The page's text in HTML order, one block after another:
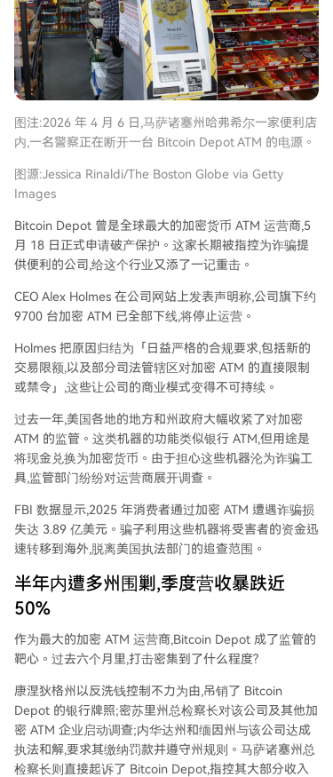
图注:2026 年 4 月 6 日,马萨诸塞州哈弗希尔一家便利店
内,一名警察正在断开一台 Bitcoin Depot ATM 的电源。
图源:Jessica Rinaldi/The Boston Globe via Getty
Images
Bitcoin Depot 曾是全球最大的加密货币 ATM 运营商,5
月 18 日正式申请破产保护。这家长期被指控为诈骗提
供便利的公司,给这个行业又添了一记重击。
CEO Alex Holmes 在公司网站上发表声明称,公司旗下约
9700 台加密 ATM 已全部下线,将停止运营。
Holmes 把原因归结为「日益严格的合规要求,包括新的
交易限额,以及部分司法管辖区对加密 ATM 的直接限制
或禁令」,这些让公司的商业模式变得不可持续。
过去一年,美国各地的地方和州政府大幅收紧了对加密
ATM 的监管。这类机器的功能类似银行 ATM,但用途是
将现金兑换为加密货币。由于担心这些机器沦为诈骗工
具,监管部门纷纷对运营商展开调查。
FBI 数据显示,2025 年消费者通过加密 ATM 遭遇诈骗损
失达 3.89 亿美元。骗子利用这些机器将受害者的资金迅
速转移到海外,脱离美国执法部门的追查范围。
半年内遭多州围剿,季度营收暴跌近
50%
作为最大的加密 ATM 运营商,Bitcoin Depot 成了监管的
靶心。过去六个月里,打击密集到了什么程度?
康涅狄格州以反洗钱控制不力为由,吊销了 Bitcoin
Depot 的银行牌照;密苏里州总检察长对该公司及其他加
密 ATM 企业启动调查;内华达州和缅因州与该公司达成
执法和解,要求其缴纳罚款并遵守州规则。马萨诸塞州总
检察长则直接起诉了 Bitcoin Depot,指控其大部分收入